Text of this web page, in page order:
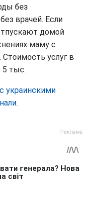
без
врачей. Если
домой
маму с
услуг в
5 тыс.
украинскими